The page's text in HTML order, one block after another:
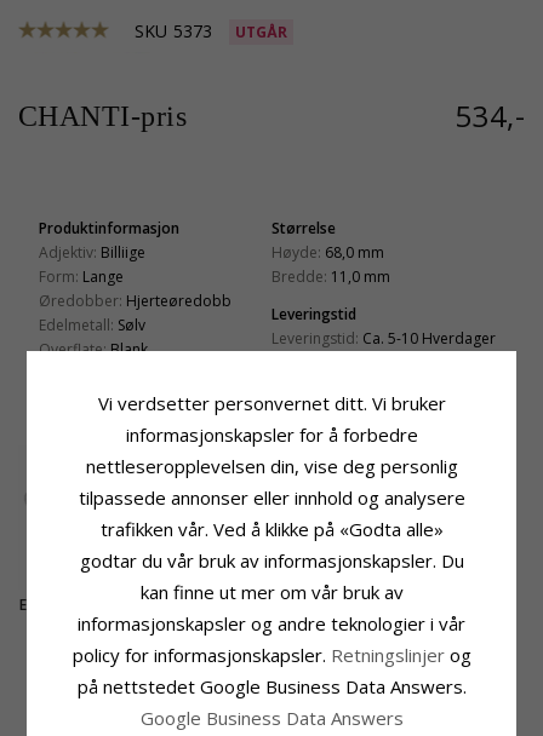
SKU 5373 UTGÅR
CHANTI-pris 534,-
Produktinformasjon
Adjektiv: Billiige
Form: Lange
Øredobber: Hjerteøredobb
Edelmetall: Sølv
Overflate:Blank
Størrelse
Høyde: 68,0 mm
Bredde: 11,0 mm
Leveringstid
Leveringstid: Ca. 5-10 Hverdager
KUNDER KJØPER OGSÅ
Ekte hjerte armbånd i
sølv med anheng i
CHANTI-pris 1479,-
60 mm creol i sølv
CHANTI-pris 560,-
MEST POPULÆRE PRODUKTER I
KATEGORIEN
Vi verdsetter personvernet ditt. Vi bruker
informasjonskapsler for å forbedre
nettleseropplevelsen din, vise deg personlig
tilpassede annonser eller innhold og analysere
trafikken vår. Ved å klikke på «Godta alle»
godtar du vår bruk av informasjonskapsler. Du
kan finne ut mer om vår bruk av
informasjonskapsler og andre teknologier i vår
policy for informasjonskapsler. Retningslinjer og
på nettstedet Google Business Data Answers.
Google Business Data Answers